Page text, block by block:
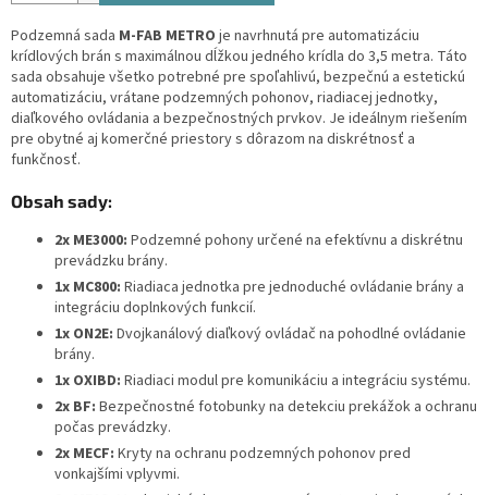
Podzemná sada M-FAB METRO je navrhnutá pre automatizáciu
krídlových brán s maximálnou dĺžkou jedného krídla do 3,5 metra. Táto
sada obsahuje všetko potrebné pre spoľahlivú, bezpečnú a estetickú
automatizáciu, vrátane podzemných pohonov, riadiacej jednotky,
diaľkového ovládania a bezpečnostných prvkov. Je ideálnym riešením
pre obytné aj komerčné priestory s dôrazom na diskrétnosť a
funkčnosť.
Obsah sady:
2x ME3000: Podzemné pohony určené na efektívnu a diskrétnu
prevádzku brány.
1x MC800: Riadiaca jednotka pre jednoduché ovládanie brány a
integráciu doplnkových funkcií.
1x ON2E: Dvojkanálový diaľkový ovládač na pohodlné ovládanie
brány.
1x OXIBD: Riadiaci modul pre komunikáciu a integráciu systému.
2x BF: Bezpečnostné fotobunky na detekciu prekážok a ochranu
počas prevádzky.
2x MECF: Kryty na ochranu podzemných pohonov pred
vonkajšími vplyvmi.